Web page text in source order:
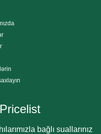
bağlı suallarınız